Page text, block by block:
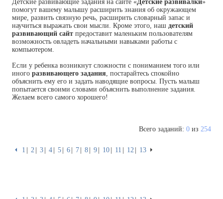
Детские развивающие задания на сайте «Детские развивалки»
помогут вашему малышу расширить знания об окружающем
мире, развить связную речь, расширить словарный запас и
научиться выражать свои мысли. Кроме этого, наш детский
развивающий сайт предоставит маленьким пользователям
возможность овладеть начальными навыками работы с
компьютером.
Если у ребенка возникнут сложности с пониманием того или
иного развивающего задания, постарайтесь спокойно
объяснить ему его и задать наводящие вопросы. Пусть малыш
попытается своими словами объяснить выполнение задания.
Желаем всего самого хорошего!
Всего заданий: 0 из 254
⏴ 1 2 3 4 5 6 7 8 9 10 11 12 13 ⏵